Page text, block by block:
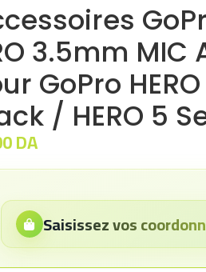
3.5mm MIC
GoPro
/ HERO 5
DA
Saisissez vos